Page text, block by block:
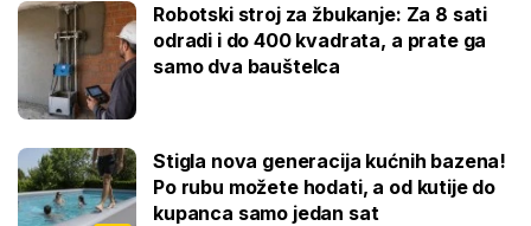
Robotski stroj za žbukanje: Za 8 sati
odradi i do 400 kvadrata, a prate ga
samo dva bauštelca
Stigla nova generacija kućnih bazena!
Po rubu možete hodati, a od kutije do
kupanca samo jedan sat